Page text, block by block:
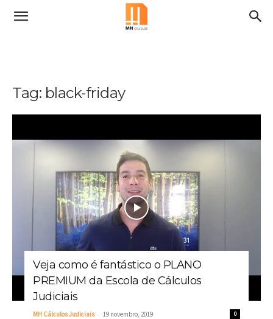
Tag: black-friday
Veja como é fantástico o PLANO
PREMIUM da Escola de Cálculos
Judiciais
MH Cálculos Judiciais - 19 novembro, 2019 0